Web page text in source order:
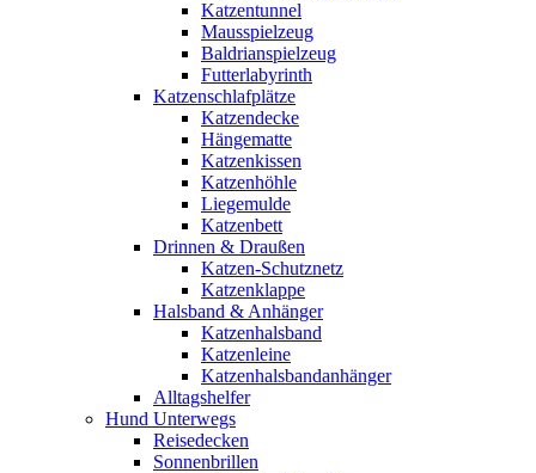
Katzentunnel
Mausspielzeug
Baldrianspielzeug
Futterlabyrinth
Katzenschlafplätze
Katzendecke
Hängematte
Katzenkissen
Katzenhöhle
Liegemulde
Katzenbett
Drinnen & Draußen
Katzen-Schutznetz
Katzenklappe
Halsband & Anhänger
Katzenhalsband
Katzenleine
Katzenhalsbandanhänger
Alltagshelfer
Hund Unterwegs
Reisedecken
Sonnenbrillen